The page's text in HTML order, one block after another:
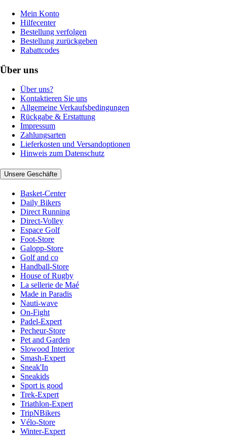
Mein Konto
Hilfecenter
Bestellung verfolgen
Bestellung zurückgeben
Rabattcodes
Über uns
Über uns?
Kontaktieren Sie uns
Allgemeine Verkaufsbedingungen
Rückgabe & Erstattung
Impressum
Zahlungsarten
Lieferkosten und Versandoptionen
Hinweis zum Datenschutz
Unsere Geschäfte
Basket-Center
Daily Bikers
Direct Running
Direct-Volley
Espace Golf
Foot-Store
Galopp-Store
Golf and co
Handball-Store
House of Rugby
La sellerie de Maé
Made in Paradis
Nauti-wave
On-Fight
Padel-Expert
Pecheur-Store
Pet and Garden
Slowood Interior
Smash-Expert
Sneak'In
Sneakids
Sport is good
Trek-Expert
Triathlon-Expert
TripNBikers
Vélo-Store
Winter-Expert